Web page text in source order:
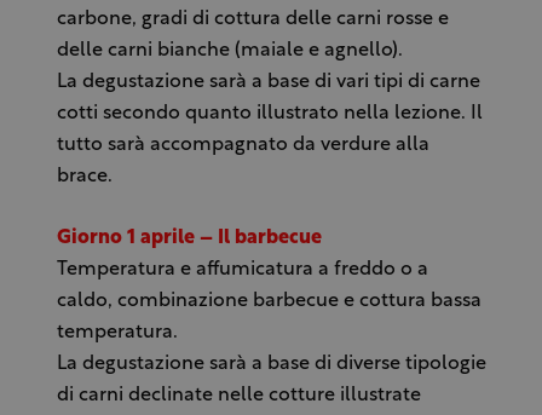
carbone, gradi di cottura delle carni rosse e
delle carni bianche (maiale e agnello).
La degustazione sarà a base di vari tipi di carne
cotti secondo quanto illustrato nella lezione. Il
tutto sarà accompagnato da verdure alla
brace.
Giorno 1 aprile – Il barbecue
Temperatura e affumicatura a freddo o a
caldo, combinazione barbecue e cottura bassa
temperatura.
La degustazione sarà a base di diverse tipologie
di carni declinate nelle cotture illustrate